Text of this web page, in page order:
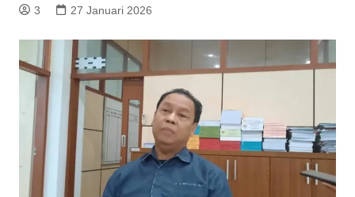
3 27 Januari 2026